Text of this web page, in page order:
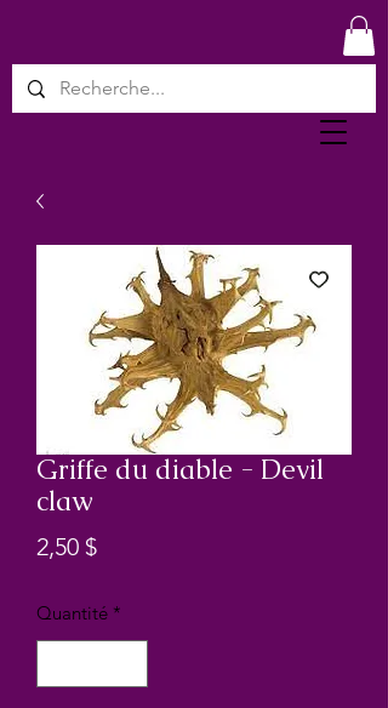
Griffe du diable - Devil
claw
2,50 $Prix
Quantité *